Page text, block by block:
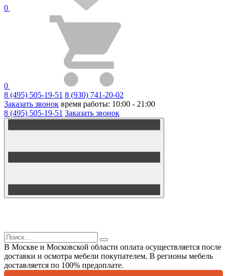
0
0
8 (495) 505-19-51 8 (930) 741-20-02
Заказать звонок время работы: 10:00 - 21:00
8 (495) 505-19-51 Заказать звонок
В Москве и Московской области оплата осуществляется после
доставки и осмотра мебели покупателем. В регионы мебель
доставляется по 100% предоплате.